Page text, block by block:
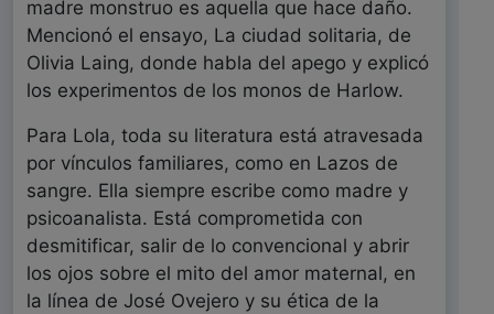
madre monstruo es aquella que hace daño.
Mencionó el ensayo, La ciudad solitaria, de
Olivia Laing, donde habla del apego y explicó
los experimentos de los monos de Harlow.
Para Lola, toda su literatura está atravesada
por vínculos familiares, como en Lazos de
sangre. Ella siempre escribe como madre y
psicoanalista. Está comprometida con
desmitificar, salir de lo convencional y abrir
los ojos sobre el mito del amor maternal, en
la línea de José Ovejero y su ética de la